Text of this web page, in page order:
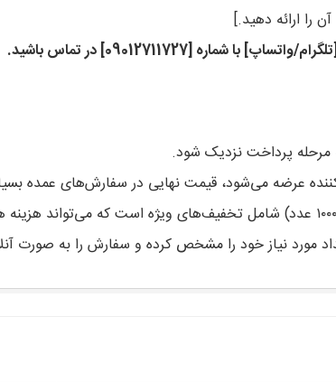
[09012711727] در تماس باشید.
پرداخت نزدیک شود.
عرضه می‌شود، قیمت نهایی در سفارش‌های عمده
مورد نیاز خود را مشخص کرده و سفارش را به صورت